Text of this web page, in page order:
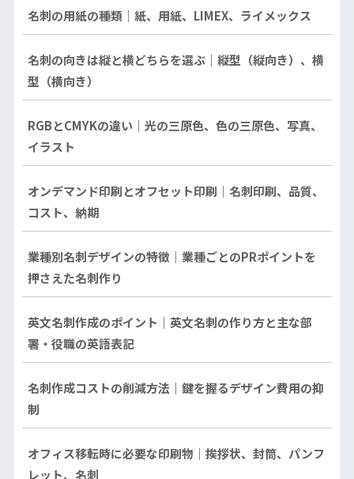
名刺の用紙の種類｜紙、用紙、LIMEX、ライメックス
名刺の向きは縦と横どちらを選ぶ｜縦型（縦向き）、横
型（横向き）
RGBとCMYKの違い｜光の三原色、色の三原色、写真、
イラスト
オンデマンド印刷とオフセット印刷｜名刺印刷、品質、
コスト、納期
業種別名刺デザインの特徴｜業種ごとのPRポイントを
押さえた名刺作り
英文名刺作成のポイント｜英文名刺の作り方と主な部
署・役職の英語表記
名刺作成コストの削減方法｜鍵を握るデザイン費用の抑
制
オフィス移転時に必要な印刷物｜挨拶状、封筒、パンフ
レット、名刺